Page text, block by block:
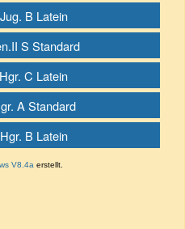
B Latein
S Standard
C Latein
A Standard
B Latein
V8.4a erstellt.